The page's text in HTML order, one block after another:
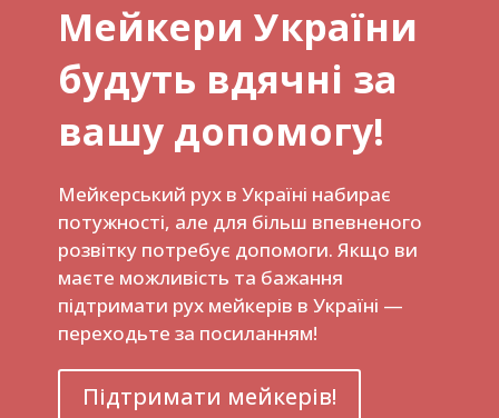
Мейкери України
будуть вдячні за
вашу допомогу!
Мейкерський рух в Україні набирає
потужності, але для більш впевненого
розвітку потребує допомоги. Якщо ви
маєте можливість та бажання
підтримати рух мейкерів в Україні —
переходьте за посиланням!
Підтримати мейкерів!